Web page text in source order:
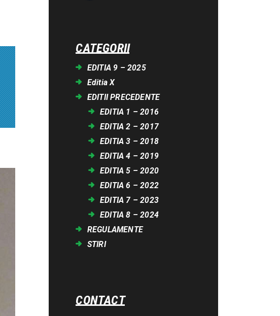
CATEGORII
EDITIA 9 – 2025
Editia X
EDITII PRECEDENTE
EDITIA 1 – 2016
EDITIA 2 – 2017
EDITIA 3 – 2018
EDITIA 4 – 2019
EDITIA 5 – 2020
EDITIA 6 – 2022
EDITIA 7 – 2023
EDITIA 8 – 2024
REGULAMENTE
STIRI
CONTACT